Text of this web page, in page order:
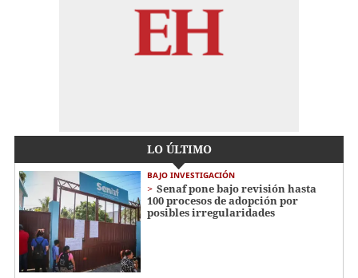
LO ÚLTIMO
BAJO INVESTIGACIÓN
Senaf pone bajo revisión hasta
100 procesos de adopción por
posibles irregularidades